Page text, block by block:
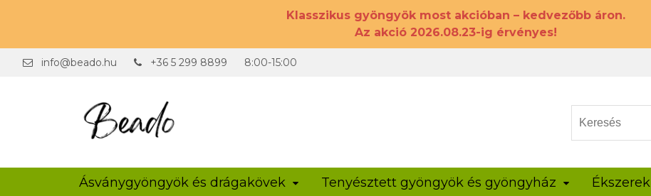
Klasszikus gyöngyök most akcióban – kedvezőbb áron.
Az akció 2026.08.23-ig érvényes!
info@beado.hu +36 5 299 8899 8:00-15:00
Ásványgyöngyök és drágakövek Tenyésztett gyöngyök és gyöngyház Ékszerek